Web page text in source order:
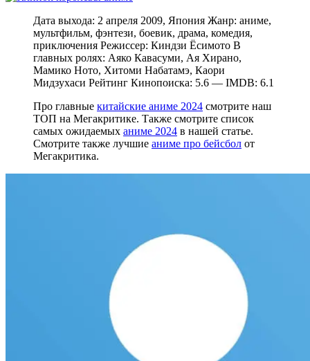
Дата выхода: 2 апреля 2009, Япония Жанр: аниме,
мультфильм, фэнтези, боевик, драма, комедия,
приключения Режиссер: Киндзи Ёсимото В
главных ролях: Аяко Кавасуми, Ая Хирано,
Мамико Ното, Хитоми Набатамэ, Каори
Мидзухаси Рейтинг Кинопоиска: 5.6 — IMDB: 6.1
Про главные китайские аниме 2024 смотрите наш
ТОП на Мегакритике. Также смотрите список
самых ожидаемых аниме 2024 в нашей статье.
Смотрите также лучшие аниме про бейсбол от
Мегакритика.